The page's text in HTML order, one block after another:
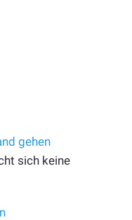
gehen
sich keine